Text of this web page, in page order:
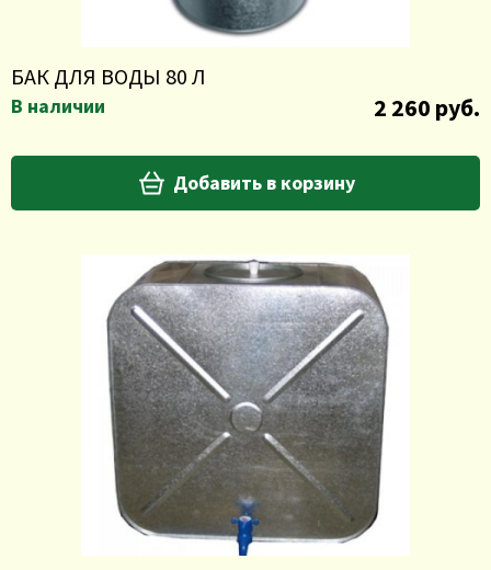
БАК ДЛЯ ВОДЫ 80 Л
В наличии 2 260 руб.
Добавить в корзину